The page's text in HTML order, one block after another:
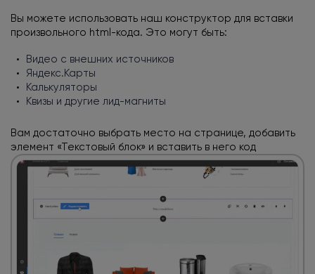
Вы можете использовать наш конструктор для вставки
произвольного html-кода. Это могут быть:
Видео с внешних источников
Яндекс.Карты
Калькуляторы
Квизы и другие лид-магниты
Вам достаточно выбрать место на странице, добавить
элемент «Текстовый блок» и вставить в него код